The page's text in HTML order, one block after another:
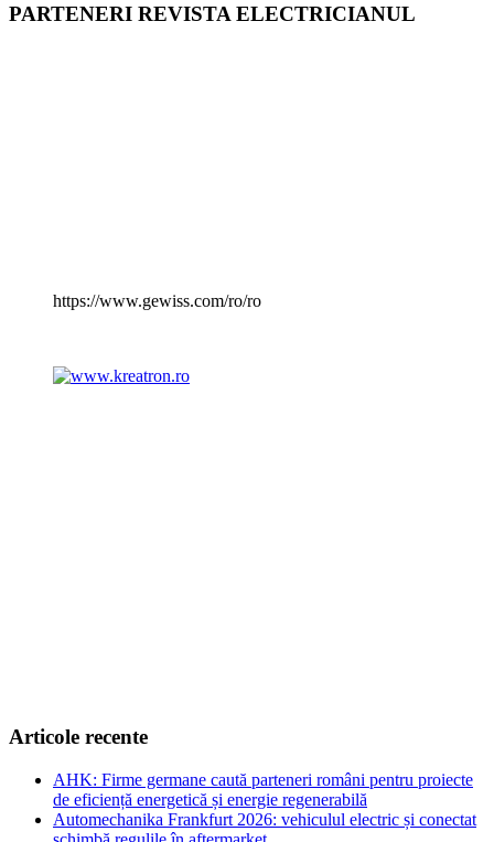
PARTENERI REVISTA ELECTRICIANUL
https://www.gewiss.com/ro/ro
Articole recente
AHK: Firme germane caută parteneri români pentru proiecte
de eficiență energetică și energie regenerabilă
Automechanika Frankfurt 2026: vehiculul electric și conectat